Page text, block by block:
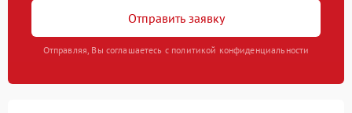
Отправить заявку
Отправляя, Вы соглашаетесь с политикой конфиденциальности